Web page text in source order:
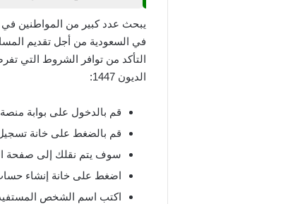
يبحث عدد كبير من المواطنين في
في السعودية من أجل تقديم
التأكد من توافر الشروط التي
الديون 1447:
قم بالدخول على بوابة
قم بالضغط على خانة
سوف يتم نقلك إلى صفحة
اضغط على خانة إنشاء
اكتب اسم الشخص